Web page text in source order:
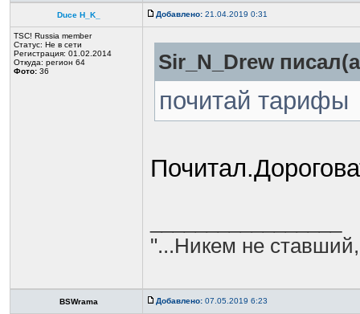
Duce H_K_ Добавлено: 21.04.2019 0:31
TSC! Russia member
Статус: Не в сети
Регистрация: 01.02.2014
Откуда: регион 64
Фото: 36 Sir_N_Drew
почитай тарифы
"...Никем не
BSWrama Добавлено: 07.05.2019 6:23